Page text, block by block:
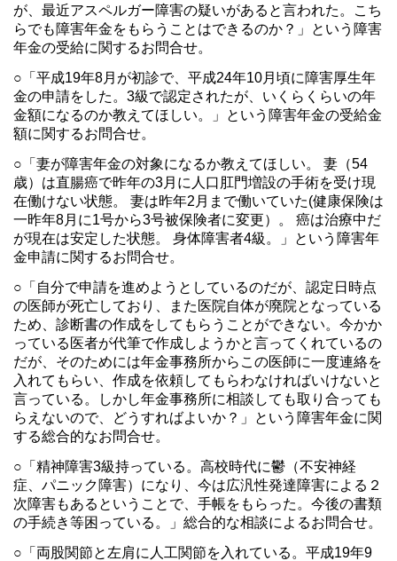
が、最近アスペルガー障害の疑いがあると言われた。こち
らでも障害年金をもらうことはできるのか？」という障害
年金の受給に関するお問合せ。
○「平成19年8月が初診で、平成24年10月頃に障害厚生年
金の申請をした。3級で認定されたが、いくらくらいの年
金額になるのか教えてほしい。」という障害年金の受給金
額に関するお問合せ。
○「妻が障害年金の対象になるか教えてほしい。 妻（54
歳）は直腸癌で昨年の3月に人口肛門増設の手術を受け現
在働けない状態。 妻は昨年2月まで働いていた(健康保険は
一昨年8月に1号から3号被保険者に変更）。 癌は治療中だ
が現在は安定した状態。 身体障害者4級。」という障害年
金申請に関するお問合せ。
○「自分で申請を進めようとしているのだが、認定日時点
の医師が死亡しており、また医院自体が廃院となっている
ため、診断書の作成をしてもらうことができない。今かか
っている医者が代筆で作成しようかと言ってくれているの
だが、そのためには年金事務所からこの医師に一度連絡を
入れてもらい、作成を依頼してもらわなければいけないと
言っている。しかし年金事務所に相談しても取り合っても
らえないので、どうすればよいか？」という障害年金に関
する総合的なお問合せ。
○「精神障害3級持っている。高校時代に鬱（不安神経
症、パニック障害）になり、今は広汎性発達障害による２
次障害もあるということで、手帳をもらった。今後の書類
の手続き等困っている。」総合的な相談によるお問合せ。
○「両股関節と左肩に人工関節を入れている。平成19年9